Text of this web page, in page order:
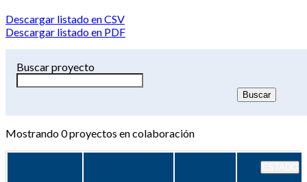
Descargar listado en CSV
Descargar listado en PDF
Buscar proyecto
Mostrando0proyectos en colaboración